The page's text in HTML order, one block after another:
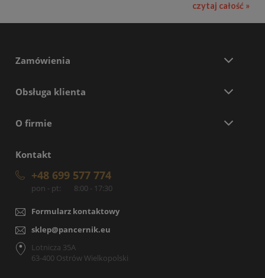
czytaj całość »
Zamówienia
Obsługa klienta
O firmie
Kontakt
+48 699 577 774
pon - pt: 8:00 - 17:30
Formularz kontaktowy
sklep@pancernik.eu
Lotnicza 35A
63-400 Ostrów Wielkopolski